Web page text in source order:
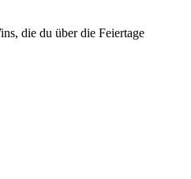
die du über die Feiertage